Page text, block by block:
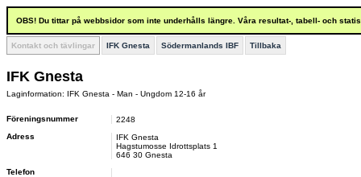
OBS! Du tittar på webbsidor som inte underhålls längre. Våra resultat-, tabell- och
Kontakt och tävlingar IFK Gnesta Södermanlands IBF Tillbaka
IFK Gnesta
Laginformation: IFK Gnesta - Man - Ungdom 12-16 år
Föreningsnummer
2248
Adress
IFK Gnesta
Hagstumosse Idrottsplats 1
646 30 Gnesta
Telefon